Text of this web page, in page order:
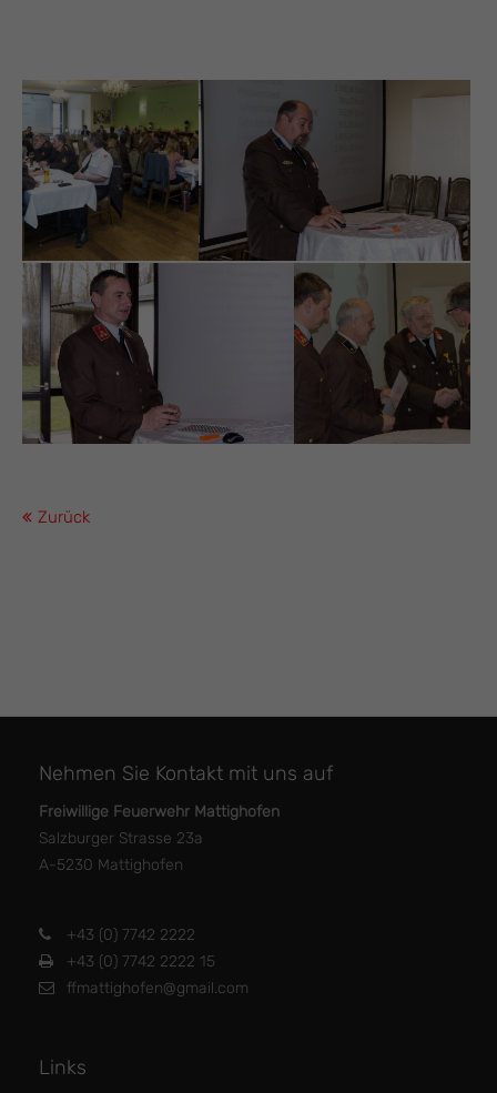
Zurück
Nehmen Sie Kontakt mit uns auf
Freiwillige Feuerwehr Mattighofen
Salzburger Strasse 23a
A-5230 Mattighofen
+43 (0) 7742 2222
+43 (0) 7742 2222 15
ffmattighofen@gmail.com
Links